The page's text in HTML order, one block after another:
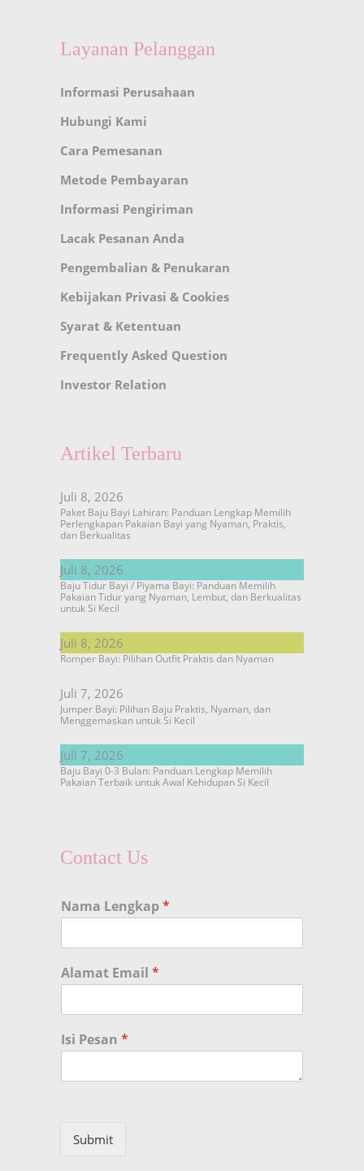
Layanan Pelanggan
Informasi Perusahaan
Hubungi Kami
Cara Pemesanan
Metode Pembayaran
Informasi Pengiriman
Lacak Pesanan Anda
Pengembalian & Penukaran
Kebijakan Privasi & Cookies
Syarat & Ketentuan
Frequently Asked Question
Investor Relation
Artikel Terbaru
Juli 8, 2026
Paket Baju Bayi Lahiran: Panduan Lengkap Memilih
Perlengkapan Pakaian Bayi yang Nyaman, Praktis,
dan Berkualitas
Juli 8, 2026
Baju Tidur Bayi / Piyama Bayi: Panduan Memilih
Pakaian Tidur yang Nyaman, Lembut, dan Berkualitas
untuk Si Kecil
Juli 8, 2026
Romper Bayi: Pilihan Outfit Praktis dan Nyaman
Juli 7, 2026
Jumper Bayi: Pilihan Baju Praktis, Nyaman, dan
Menggemaskan untuk Si Kecil
Juli 7, 2026
Baju Bayi 0-3 Bulan: Panduan Lengkap Memilih
Pakaian Terbaik untuk Awal Kehidupan Si Kecil
Contact Us
Nama Lengkap*
Alamat Email *
Isi Pesan *
Submit